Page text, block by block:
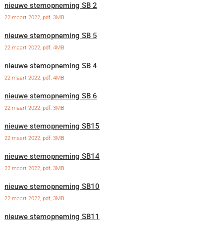
nieuwe stemopneming SB 2
22 maart 2022, pdf, 3MB
nieuwe stemopneming SB 5
22 maart 2022, pdf, 4MB
nieuwe stemopneming SB 4
22 maart 2022, pdf, 4MB
nieuwe stemopneming SB 6
22 maart 2022, pdf, 3MB
nieuwe stemopneming SB15
22 maart 2022, pdf, 3MB
nieuwe stemopneming SB14
22 maart 2022, pdf, 3MB
nieuwe stemopneming SB10
22 maart 2022, pdf, 3MB
nieuwe stemopneming SB11